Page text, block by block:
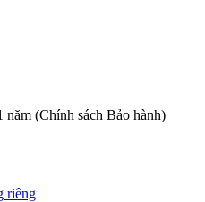
(Chính sách Bảo hành)
riêng